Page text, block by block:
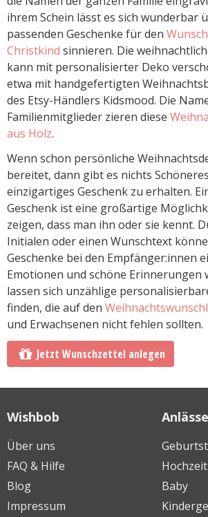
ihrem Schein lässt es sich wunderbar
passenden Geschenke für den
Christkind sinnieren. Die
kann mit personalisierter Deko
etwa mit handgefertigten
des Etsy-Händlers Kidsmood. Die
Familienmitglieder zieren diese
aus Holz.
Wenn schon persönliche
bereitet, dann gibt es nichts
einzigartiges Geschenk zu erhalten.
Geschenk ist eine großartige
zeigen, dass man ihn oder sie kennt.
Initialen oder einen Wunschtext
Geschenke bei den Empfänger:innen
Emotionen und schöne Erinnerungen
lassen sich unzählige
finden, die auf den
und Erwachsenen nicht fehlen sollten.
Jetzt Wunschzettel anlegen
Wishbob
Über uns
FAQ & Hilfe
Blog
Impressum
Anlässe
Hochzeit
Baby